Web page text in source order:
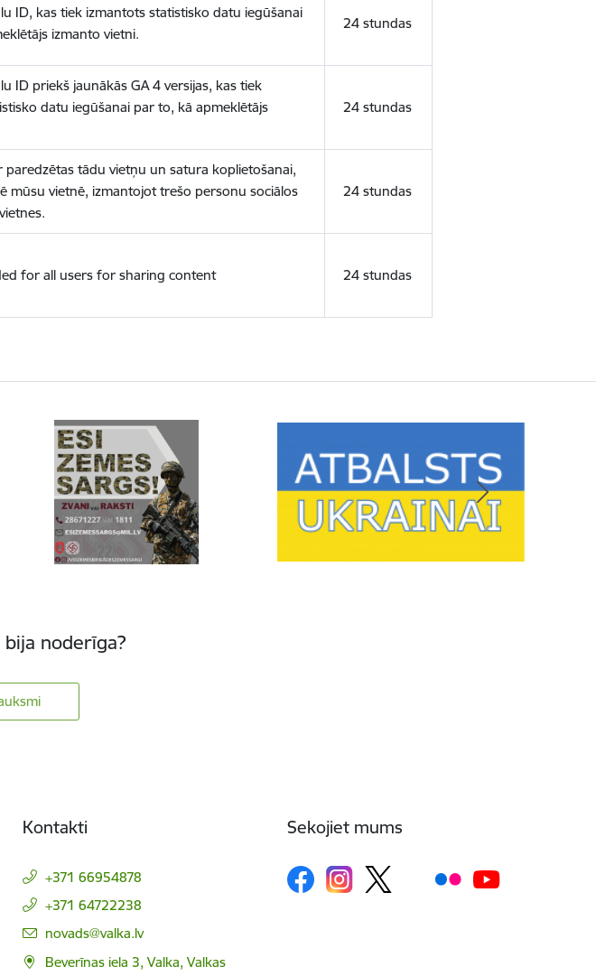
ID, kas tiek izmantots statistisko datu iegūšanai
izmanto vietni.
24 stundas
ID priekš jaunākās GA 4 versijas, kas tiek
datu iegūšanai par to, kā apmeklētājs
24 stundas
paredzētas tādu vietņu un satura koplietošanai,
mūsu vietnē, izmantojot trešo personu sociālos
24 stundas
for all users for sharing content 24 stundas
noderīga?
Kontakti
+371 66954878
+371 64722238
E-pasts:
novads@valka.lv
Beverīnas iela 3, Valka, Valkas
Sekojiet mums